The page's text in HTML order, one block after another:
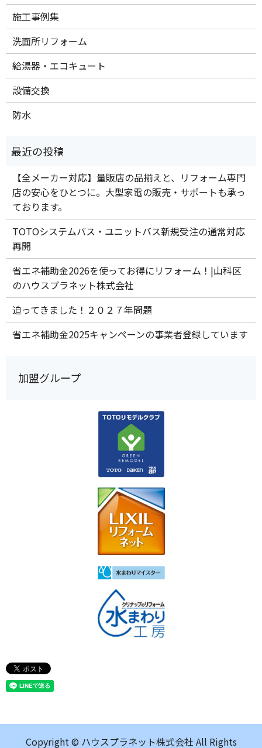
施工事例集
洗面所リフォーム
給湯器・エコキュート
設備交換
防水
【全メーカー対応】量販店の品揃えと、リフォーム専門
店の安心をひとつに。大型家電の販売・サポートも承っ
ております。
TOTOシステムバス・ユニットバス新規受注の通常対応
再開
省エネ補助金2026を使ってお得にリフォーム！|山科区
のハウスプラネット株式会社
迫ってきました！２０２７年問題
省エネ補助金2025キャンペーンの事業者登録しています
加盟グループ
Copyright © ハウスプラネット株式会社 All Rights